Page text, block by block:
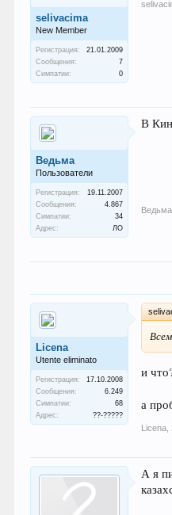
selivacima
New Member
Регистрация:
21.01.2009
Сообщения:
7
Симпатии:
0
Ведьма
Пользователи
Регистрация:
19.11.2007
Сообщения:
4.867
Симпатии:
34
Адрес:
ЛО
В
Ведьма
Licena
Utente eliminato
Регистрация:
17.10.2008
Сообщения:
6.249
Симпатии:
68
Адрес:
??-?????
и
а
Licena
А я